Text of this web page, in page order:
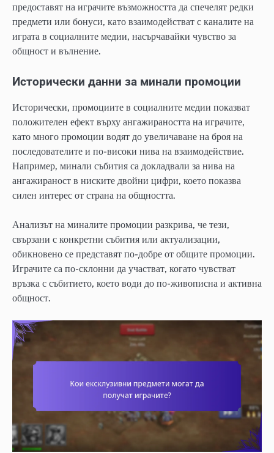
предоставят на играчите възможността да спечелят редки
предмети или бонуси, като взаимодействат с каналите на
играта в социалните медии, насърчавайки чувство за
общност и вълнение.
Исторически данни за минали промоции
Исторически, промоциите в социалните медии показват
положителен ефект върху ангажираността на играчите,
като много промоции водят до увеличаване на броя на
последователите и по-високи нива на взаимодействие.
Например, минали събития са докладвали за нива на
ангажираност в ниските двойни цифри, което показва
силен интерес от страна на общността.
Анализът на миналите промоции разкрива, че тези,
свързани с конкретни събития или актуализации,
обикновено се представят по-добре от общите промоции.
Играчите са по-склонни да участват, когато чувстват
връзка с събитието, което води до по-живописна и активна
общност.